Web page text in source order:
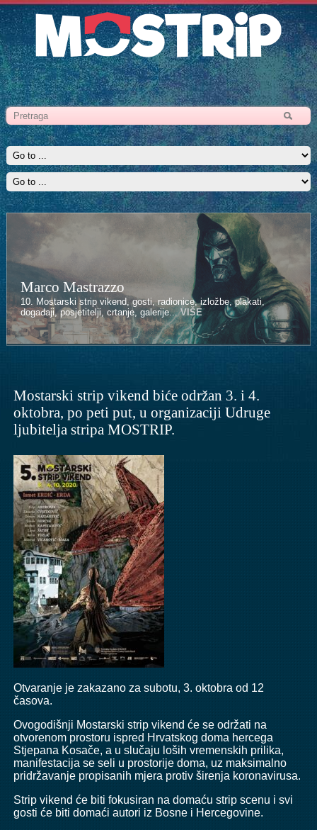
Marco Mastrazzo
10. Mostarski strip vikend, gosti, radionice, izložbe, plakati,
događaji, posjetitelji, crtanje, galerije...VIŠE
Mostarski strip vikend biće održan 3. i 4.
oktobra, po peti put, u organizaciji Udruge
ljubitelja stripa MOSTRIP.
Otvaranje je zakazano za subotu, 3. oktobra od 12
časova.
Ovogodišnji Mostarski strip vikend će se održati na
otvorenom prostoru ispred Hrvatskog doma hercega
Stjepana Kosače, a u slučaju loših vremenskih prilika,
manifestacija se seli u prostorije doma, uz maksimalno
pridržavanje propisanih mjera protiv širenja koronavirusa.
Strip vikend će biti fokusiran na domaću strip scenu i svi
gosti će biti domaći autori iz Bosne i Hercegovine.